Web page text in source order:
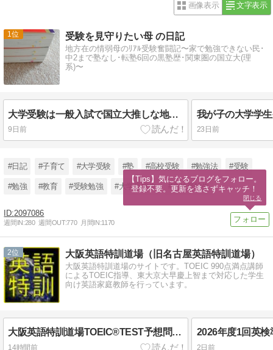
画像表示 文字表示
1 受験を見守りたい母 の日記
地方在の情弱母のﾘｱﾙ受験奮闘記〜家で勉強できない民･
中2まで塾なし･転塾6回の黒塾歴･関東圏の国立大(理
系)〜
大学受験は一般入試で国立大推しな地方の県内トップ公立高校の大学入試の主な出願先とその結果とは?
9日前 23日前
#日記 #子育て #大学受験 #塾 #高校受験 #勉強法 #受験
#勉強 #教育 #受験勉強 #大学受験生 #高校受験生
2097086
週間IN:280 週間OUT:770 月間IN:1170
2 大阪英語特訓道場（旧名古屋英語特訓道場）
大阪英語特訓道場のサイトです。TOEIC 990点満点講師
によるTOEIC指導、東大京大早慶上智まで対応した学生
向け英語家庭教師を行っています。
大阪英語特訓道場TOEIC®TEST予想問題 No. 712
14時間前 2日前
【Tips】気になるブログをフォロー。
登録不要。更新を逃さずキャッチ！
閉じる